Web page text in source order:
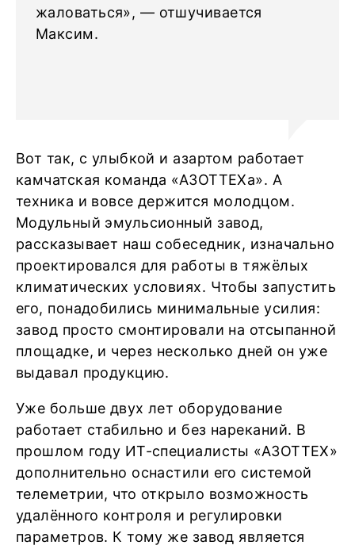
жаловаться», ― отшучивается
Максим.
Вот так, с улыбкой и азартом работает
камчатская команда «АЗОТТЕХа». А
техника и вовсе держится молодцом.
Модульный эмульсионный завод,
рассказывает наш собеседник, изначально
проектировался для работы в тяжёлых
климатических условиях. Чтобы запустить
его, понадобились минимальные усилия:
завод просто смонтировали на отсыпанной
площадке, и через несколько дней он уже
выдавал продукцию.
Уже больше двух лет оборудование
работает стабильно и без нареканий. В
прошлом году ИТ-специалисты «АЗОТТЕХ»
дополнительно оснастили его системой
телеметрии, что открыло возможность
удалённого контроля и регулировки
параметров. К тому же завод является